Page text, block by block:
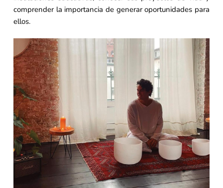
comprender la importancia de generar oportunidades para
ellos.